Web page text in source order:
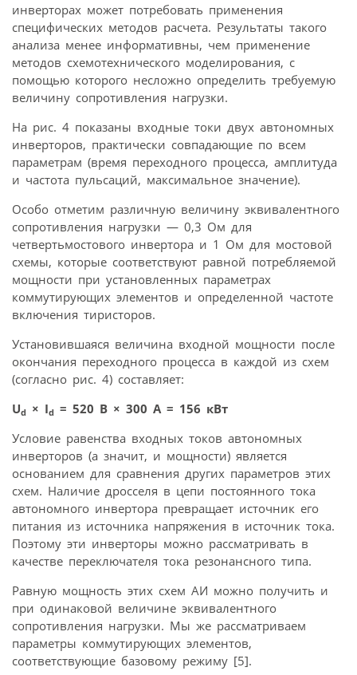
инверторах может потребовать применения
специфических методов расчета. Результаты такого
анализа менее информативны, чем применение
методов схемотехнического моделирования, с
помощью которого несложно определить требуемую
величину сопротивления нагрузки.
На рис. 4 показаны входные токи двух автономных
инверторов, практически совпадающие по всем
параметрам (время переходного процесса, амплитуда
и частота пульсаций, максимальное значение).
Особо отметим различную величину эквивалентного
сопротивления нагрузки — 0,3 Ом для
четвертьмостового инвертора и 1 Ом для мостовой
схемы, которые соответствуют равной потребляемой
мощности при установленных параметрах
коммутирующих элементов и определенной частоте
включения тиристоров.
Установившаяся величина входной мощности после
окончания переходного процесса в каждой из схем
(согласно рис. 4) составляет:
Ud × Id = 520 В × 300 А = 156 кВт
Условие равенства входных токов автономных
инверторов (а значит, и мощности) является
основанием для сравнения других параметров этих
схем. Наличие дросселя в цепи постоянного тока
автономного инвертора превращает источник его
питания из источника напряжения в источник тока.
Поэтому эти инверторы можно рассматривать в
качестве переключателя тока резонансного типа.
Равную мощность этих схем АИ можно получить и
при одинаковой величине эквивалентного
сопротивления нагрузки. Мы же рассматриваем
параметры коммутирующих элементов,
соответствующие базовому режиму [5].